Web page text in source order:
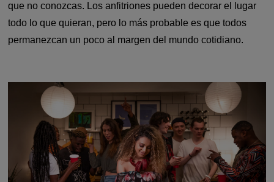
que no conozcas. Los anfitriones pueden decorar el lugar
todo lo que quieran, pero lo más probable es que todos
permanezcan un poco al margen del mundo cotidiano.